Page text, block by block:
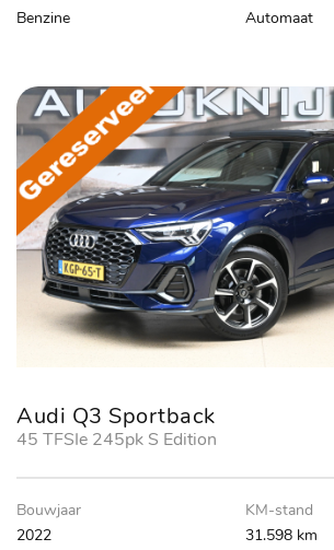
Benzine
Automaat
Audi Q3 Sportback
45 TFSIe 245pk S Edition
Bouwjaar
2022
KM-stand
31.598 km